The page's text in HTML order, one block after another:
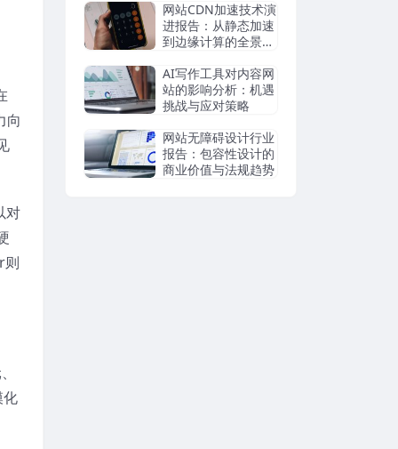
向
对
则
化
网站CDN加速技术演
进报告：从静态加速
到边缘计算的全景分
AI写作工具对内容网
站的影响分析：机遇
挑战与应对策略
网站无障碍设计行业
报告：包容性设计的
商业价值与法规趋势